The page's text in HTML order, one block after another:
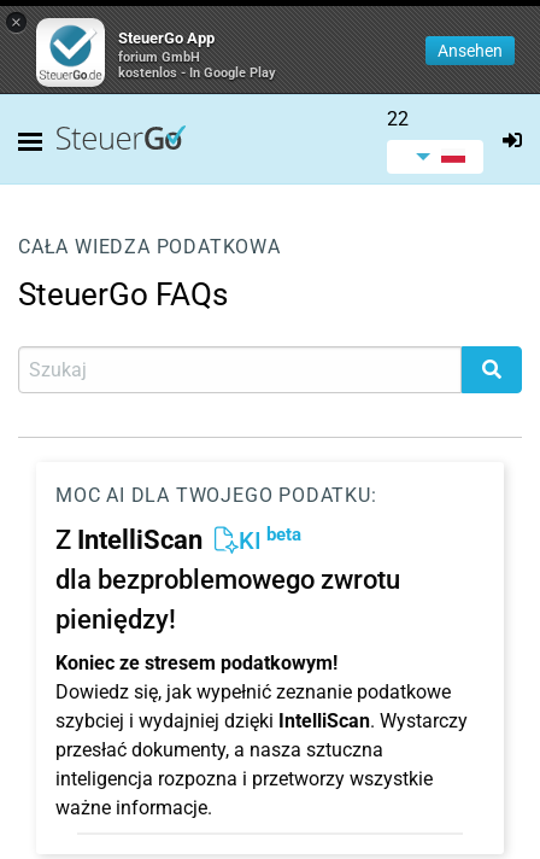
×
SteuerGo App
forium GmbH
kostenlos - In Google Play
Ansehen
22
CAŁA WIEDZA PODATKOWA
SteuerGo FAQs
MOC AI DLA TWOJEGO PODATKU:
Z IntelliScan KI beta
dla bezproblemowego zwrotu
pieniędzy!
Koniec ze stresem podatkowym!
Dowiedz się, jak wypełnić zeznanie podatkowe
szybciej i wydajniej dzięki IntelliScan. Wystarczy
przesłać dokumenty, a nasza sztuczna
inteligencja rozpozna i przetworzy wszystkie
ważne informacje.